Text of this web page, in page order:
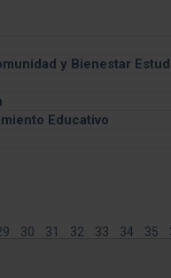
y Bienestar
Educativo
30 31 32 33 34 35